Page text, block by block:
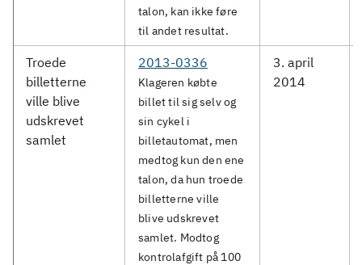
talon, kan ikke føre
til andet resultat.
Troede
billetterne
ville blive
udskrevet
samlet
2013-0336
Klageren købte
billet til sig selv og
sin cykel i
billetautomat, men
medtog kun den ene
talon, da hun troede
billetterne ville
blive udskrevet
samlet. Modtog
kontrolafgift på 100
3. april
2014